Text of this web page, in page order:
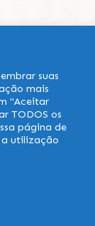
fácil e
suas
mais
"Aceitar
TODOS os
página de
utilização